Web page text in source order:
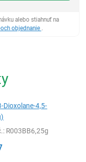
alebo stiahnuť na
objednanie .
Dioxolane-4,5-
: R003BB6,25g